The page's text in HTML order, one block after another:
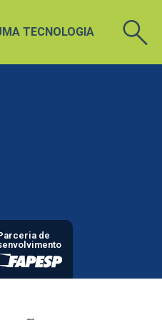
TECNOLOGIA
de